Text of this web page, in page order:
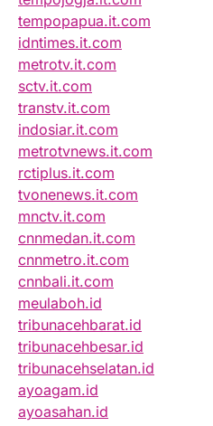
tempopapua.it.com
idntimes.it.com
metrotv.it.com
sctv.it.com
transtv.it.com
indosiar.it.com
metrotvnews.it.com
rctiplus.it.com
tvonenews.it.com
mnctv.it.com
cnnmedan.it.com
cnnmetro.it.com
cnnbali.it.com
meulaboh.id
tribunacehbarat.id
tribunacehbesar.id
tribunacehselatan.id
ayoagam.id
ayoasahan.id